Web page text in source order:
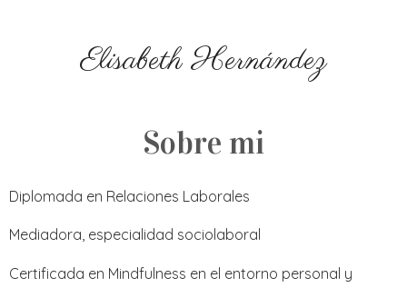
Elisabeth Hernández
Sobre mi
Diplomada en Relaciones Laborales
Mediadora, especialidad sociolaboral
Certificada en Mindfulness en el entorno personal y